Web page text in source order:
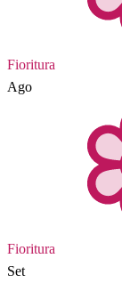
Fioritura
Ago
Fioritura
Set